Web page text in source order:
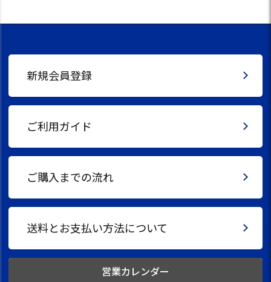
新規会員登録
ご利用ガイド
ご購入までの流れ
送料とお支払い方法について
営業カレンダー